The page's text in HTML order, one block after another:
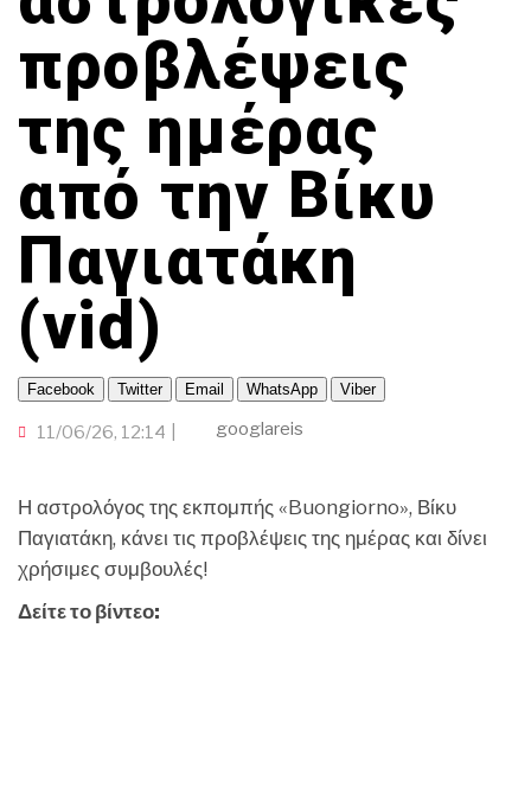
TRAVELLER
INFLUENCER
GAMER
ΒΡΟΥΜ ΒΡΟΥΜ
ΤΟΠΙΚΗ ΑΥΤΟΔΙΟΙΚΗΣΗ
ΟΙΚΟΝΟΜΙΑ
ΠΟΡΤΟΚΑΛΙ ΘΕΑ
ΑΛΛΑ ΣΠΟΡ
CINEΜΑΔΕΣ
Ο ΛΑΟΣ ΤΡΑΓΟΥΔΙ ΘΕΛΕΙ
ΜΕΓΑΣ CHEF
ΕΚΕΙ ΣΤΑ ΞΕΝΑ
προβλέψεις
της ημέρας
από την Βίκυ
Παγιατάκη
(vid)
Facebook Twitter Email WhatsApp Viber
11/06/26, 12:14 googlareis
Η αστρολόγος της εκπομπής «Buongiorno», Βίκυ
Παγιατάκη, κάνει τις προβλέψεις της ημέρας και δίνει
χρήσιμες συμβουλές!
Δείτε το βίντεο: